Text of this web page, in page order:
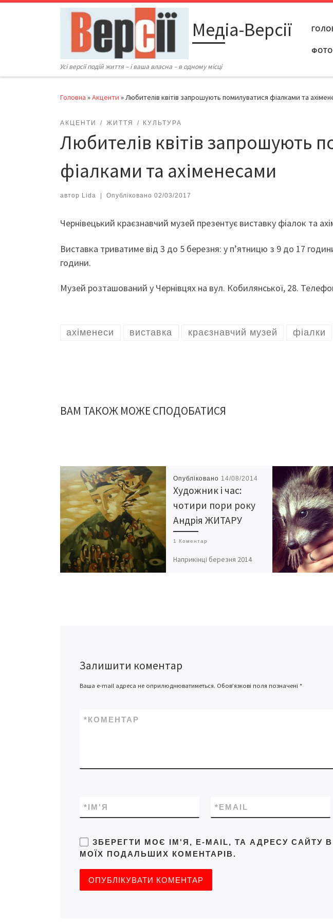
Перейти до вмісту
Медіа-Версії
Усі версії подій життя – і ваша власна – в одному місці
Головна »Акценти »Любителів квітів запрошують помилуватися фіалками та
АКЦЕНТИ ЖИТТЯ КУЛЬТУРА
Любителів квітів запрошують
фіалками та ахіменесами
автор Lida Опубліковано 02/03/2017
Чернівецький краєзнавчий музей презентує виставку фіалок та
Виставка триватиме від 3 до 5 березня: у п’ятницю з 9 до 17
години.
Музей розташований у Чернівцях на вул. Кобилянської, 28.
ахіменеси виставка краєзнавчий музей фіалки
ВАМ ТАКОЖ МОЖЕ СПОДОБАТИСЯ
Опубліковано 14/08/2014
Художник і час:
чотири пори року
Андрія ЖИТАРУ
1 Коментар
Наприкінці березня 2014
Залишити коментар
Ваша e-mail адреса не оприлюднюватиметься. Обов’язкові поля позначені *
КОМЕНТАР
*
ІМ'Я
* EMAIL
*
ЗБЕРЕГТИ МОЄ ІМ'Я, E-MAIL, ТА АДРЕСУ САЙТУ
МОЇХ ПОДАЛЬШИХ КОМЕНТАРІВ.